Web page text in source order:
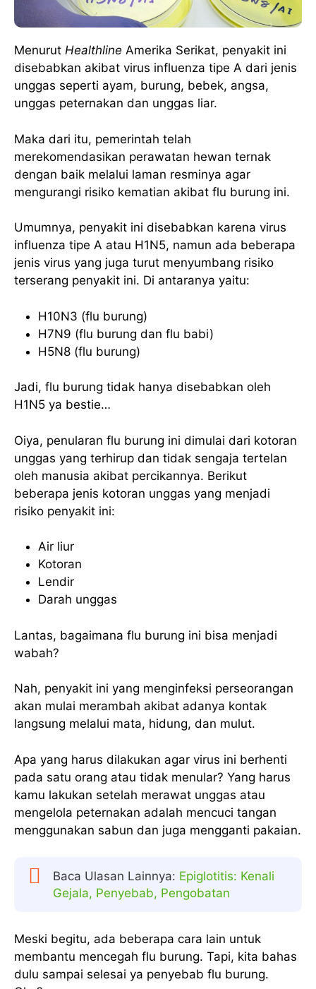
Menurut Healthline Amerika Serikat, penyakit ini
disebabkan akibat virus influenza tipe A dari jenis
unggas seperti ayam, burung, bebek, angsa,
unggas peternakan dan unggas liar.
Maka dari itu, pemerintah telah
merekomendasikan perawatan hewan ternak
dengan baik melalui laman resminya agar
mengurangi risiko kematian akibat flu burung ini.
Umumnya, penyakit ini disebabkan karena virus
influenza tipe A atau H1N5, namun ada beberapa
jenis virus yang juga turut menyumbang risiko
terserang penyakit ini. Di antaranya yaitu:
H10N3 (flu burung)
H7N9 (flu burung dan flu babi)
H5N8 (flu burung)
Jadi, flu burung tidak hanya disebabkan oleh
H1N5 ya bestie…
Oiya, penularan flu burung ini dimulai dari kotoran
unggas yang terhirup dan tidak sengaja tertelan
oleh manusia akibat percikannya. Berikut
beberapa jenis kotoran unggas yang menjadi
risiko penyakit ini:
Air liur
Kotoran
Lendir
Darah unggas
Lantas, bagaimana flu burung ini bisa menjadi
wabah?
Nah, penyakit ini yang menginfeksi perseorangan
akan mulai merambah akibat adanya kontak
langsung melalui mata, hidung, dan mulut.
Apa yang harus dilakukan agar virus ini berhenti
pada satu orang atau tidak menular? Yang harus
kamu lakukan setelah merawat unggas atau
mengelola peternakan adalah mencuci tangan
menggunakan sabun dan juga mengganti pakaian.
Baca Ulasan Lainnya: Epiglotitis: Kenali
Gejala, Penyebab, Pengobatan
Meski begitu, ada beberapa cara lain untuk
membantu mencegah flu burung. Tapi, kita bahas
dulu sampai selesai ya penyebab flu burung.